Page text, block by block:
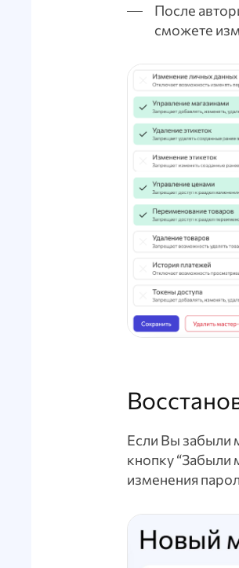
После
сможете
Если Вы забыли
кнопку “Забыли
изменения